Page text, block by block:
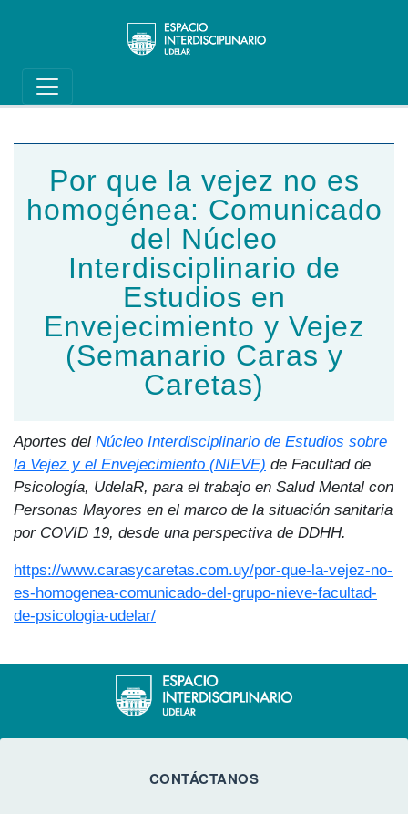
Main navigation
Por que la vejez no es
homogénea: Comunicado
del Núcleo
Interdisciplinario de
Estudios en
Envejecimiento y Vejez
(Semanario Caras y
Caretas)
Aportes del Núcleo Interdisciplinario de Estudios sobre
la Vejez y el Envejecimiento (NIEVE) de Facultad de
Psicología, UdelaR, para el trabajo en Salud Mental con
Personas Mayores en el marco de la situación sanitaria
por COVID 19, desde una perspectiva de DDHH.
https://www.carasycaretas.com.uy/por-que-la-vejez-no-
es-homogenea-comunicado-del-grupo-nieve-facultad-
de-psicologia-udelar/
CONTÁCTANOS